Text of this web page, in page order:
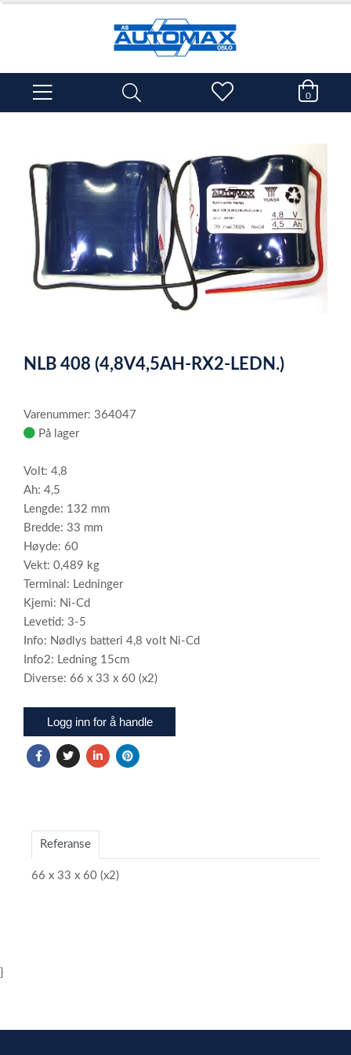
0
item
of
NLB 408 (4,8V4,5AH-RX2-LEDN.)
Varenummer: 364047
På lager
Volt: 4,8
Ah: 4,5
Lengde: 132 mm
Bredde: 33 mm
Høyde: 60
Vekt: 0,489 kg
Terminal: Ledninger
Kjemi: Ni-Cd
Levetid: 3-5
Info: Nødlys batteri 4,8 volt Ni-Cd
Info2: Ledning 15cm
Diverse: 66 x 33 x 60 (x2)
Logg inn for å handle
Referanse
66 x 33 x 60 (x2)
}